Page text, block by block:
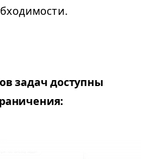
задач доступны